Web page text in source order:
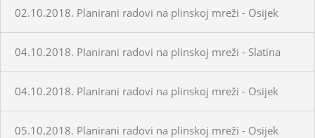
02.10.2018. Planirani radovi na plinskoj mreži - Osijek
04.10.2018. Planirani radovi na plinskoj mreži - Slatina
04.10.2018. Planirani radovi na plinskoj mreži - Osijek
05.10.2018. Planirani radovi na plinskoj mreži - Osijek